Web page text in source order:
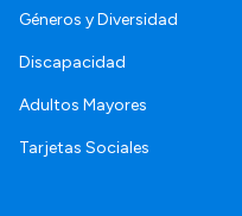
Géneros y Diversidad
Discapacidad
Adultos Mayores
Tarjetas Sociales